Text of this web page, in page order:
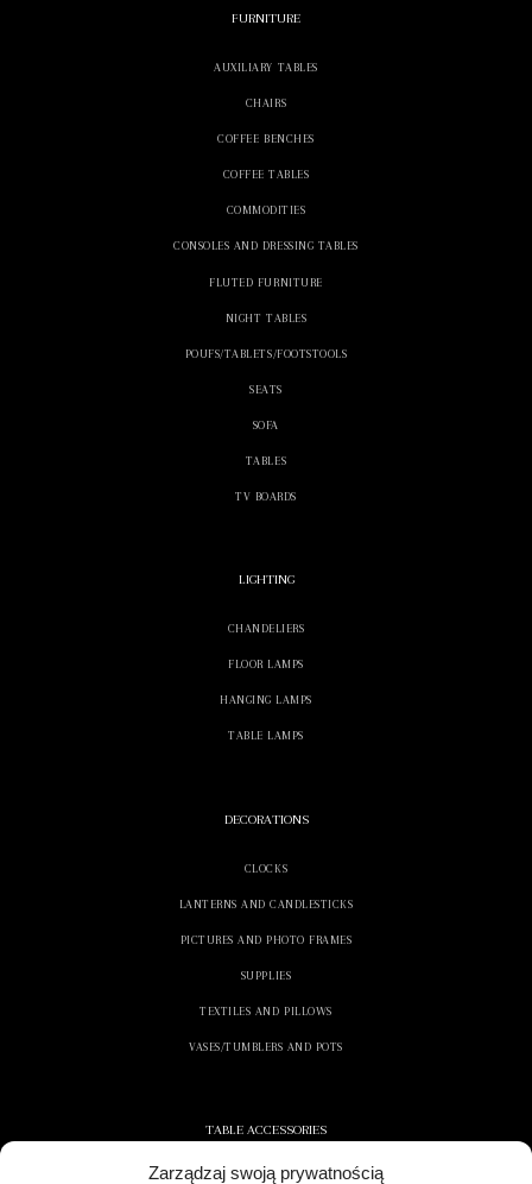
Zarządzaj swoją prywatnością
FURNITURE
AUXILIARY TABLES
CHAIRS
COFFEE BENCHES
COFFEE TABLES
COMMODITIES
CONSOLES AND DRESSING TABLES
FLUTED FURNITURE
NIGHT TABLES
POUFS/TABLETS/FOOTSTOOLS
SEATS
SOFA
TABLES
TV BOARDS
LIGHTING
CHANDELIERS
FLOOR LAMPS
HANGING LAMPS
TABLE LAMPS
DECORATIONS
CLOCKS
LANTERNS AND CANDLESTICKS
PICTURES AND PHOTO FRAMES
SUPPLIES
TEXTILES AND PILLOWS
VASES/TUMBLERS AND POTS
TABLE ACCESSORIES
CONTAINERS AND NAPKINS